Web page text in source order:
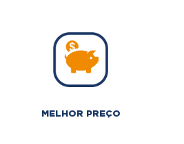
MELHOR PREÇO